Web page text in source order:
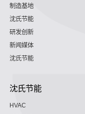
制造基地
沈氏节能
研发创新
新闻媒体
沈氏节能
沈氏节能
HVAC